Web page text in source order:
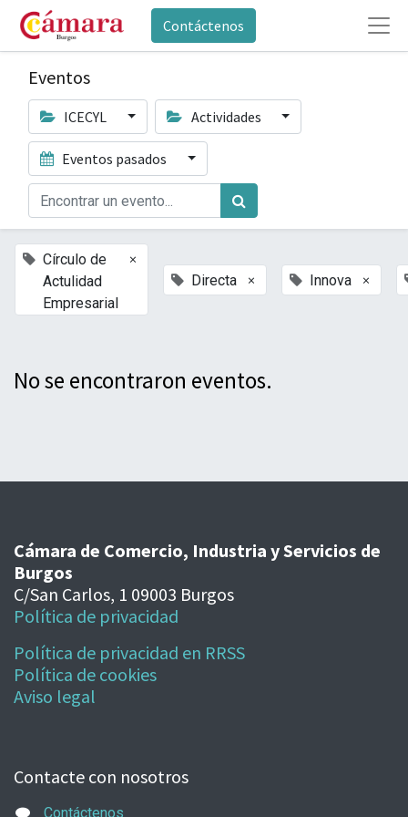
Contáctenos
Eventos
ICECYL Actividades
Eventos pasados
Círculo de
Actulidad
Empresarial
×
Directa × Innova ×
No se encontraron eventos.
Cámara de Comercio, Industria y Servicios de
Burgos
C/San Carlos, 1 09003 Burgos
Política de privacidad
Política de privacidad en RRSS
Política de cookies
Aviso legal
Contacte con nosotros
Contáctenos